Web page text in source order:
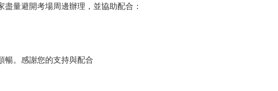
量避開考場周邊辦理，並協助配合：
暢。感謝您的支持與配合